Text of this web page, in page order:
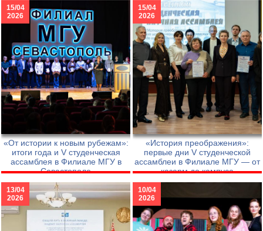
15/04
2026
«От истории к новым рубежам»:
итоги года и V студенческая
ассамблея в Филиале МГУ в
Севастополе
15/04
2026
«История преображения»:
первые дни V студенческой
ассамблеи в Филиале МГУ — от
казарм до кампуса
13/04
2026
10/04
2026